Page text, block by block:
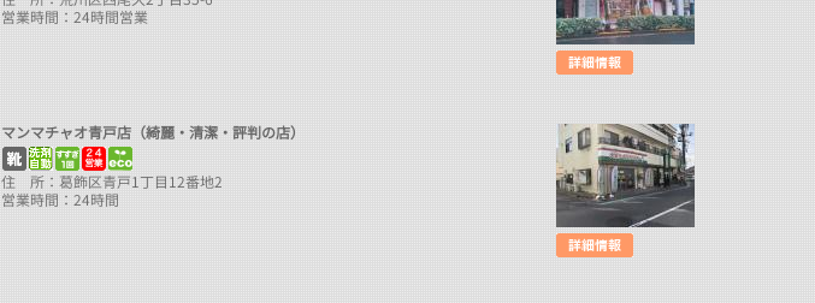
営業時間：24時間営業
マンマチャオ青戸店（綺麗・清潔・評判の店）
住 所：葛飾区青戸1丁目12番地2
営業時間：24時間